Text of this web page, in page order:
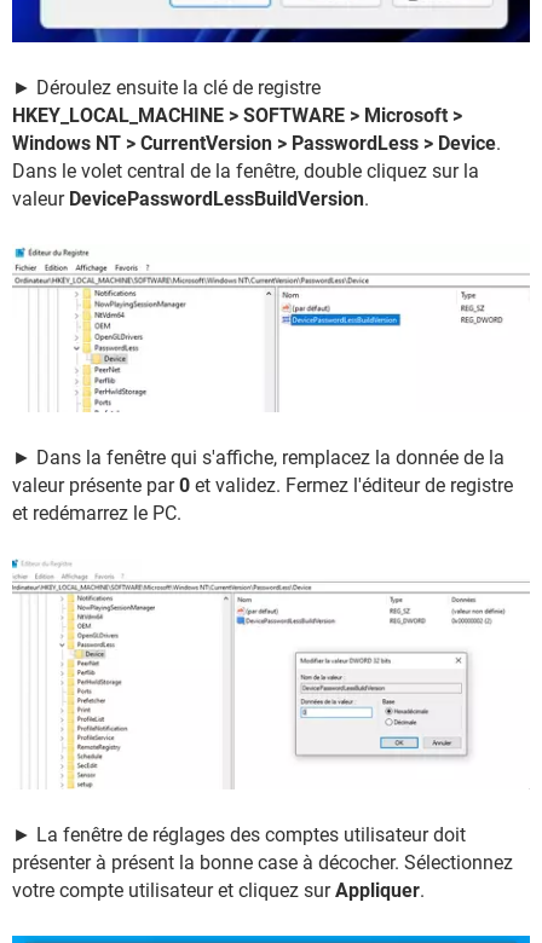
► Déroulez ensuite la clé de registre
HKEY_LOCAL_MACHINE > SOFTWARE > Microsoft >
Windows NT > CurrentVersion > PasswordLess > Device.
Dans le volet central de la fenêtre, double cliquez sur la
valeur DevicePasswordLessBuildVersion.
► Dans la fenêtre qui s'affiche, remplacez la donnée de la
valeur présente par0 et validez. Fermez l'éditeur de registre
et redémarrez le PC.
► La fenêtre de réglages des comptes utilisateur doit
présenter à présent la bonne case à décocher. Sélectionnez
votre compte utilisateur et cliquez surAppliquer.